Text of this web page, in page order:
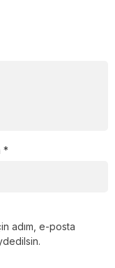
*
adım, e-posta